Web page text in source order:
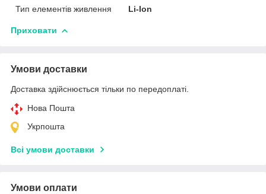
Тип елементів живлення
Li-Ion
Приховати
Умови доставки
Доставка здійснюється тільки по передоплаті.
Нова Пошта
Укрпошта
Всі умови доставки
Умови оплати